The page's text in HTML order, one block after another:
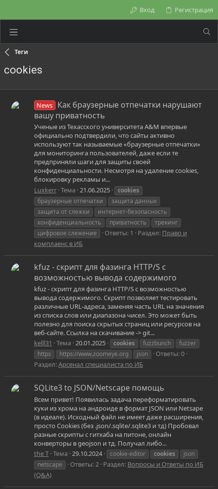
Вход Регистрация
Теги
cookies
News
Как браузерные отпечатки нарушают
вашу приватность
Ученые из Техасского университета A&M впервые
официально подтвердили, что сайты активно
используют так называемые «браузерные отпечатки»
для мониторинга пользователей, даже если те
предприняли шаги для защиты своей
конфиденциальности. Несмотря на удаление cookies,
блокировку рекламы и...
Luxkerr Тема 21.06.2025
cookies
браузерные отпечатки
защита данных
защита от слежки
интернет-безопасность
конфиденциальность
приватность
трекинг
цифровое слежение
Ответы: 1 Раздел: Право и
комплаенс в ИБ
kfuz - скрипт для фазинга HTTP/S с
возможностью вывода содержимого
kfuz - скрипт для фазинга HTTP/S с возможностью
вывода содержимого. Скрипт позволяет тестировать
различные URL-адреса, заменяя часть URL на значения
из списка слов или диапазона чисел. Это может быть
полезно для поиска скрытых страниц или ресурсов на
веб-сайте. Ссылка на скачивание -> git...
kelll31
Тема 20.01.2025 cookies fuzzbunch
fuzzer
https
https://www.zoomeye.org json
Ответы: 0
Раздел:Арсенал специалиста по ИБ
SQLite3 to JSON/Netscape помощь
Всем привет! Появилась задача переформатировать
куки из хрома на андроиде в формат JSON или Netsape
(в идеале). Исходный файл не имеет даже расширения,
просто Cookies (без .json/.sqlite/.sqlite3 и тд) Пробовал
разные скрипты с гитхаба на питоне, онлайн
конверторы в geojson и тд. Получал либо...
the T Тема 29.10.2024 cookie-editor cookies
json
netscape
Ответы: 2 Раздел: Вопросы и Ответы по ИБ
(Q&A)